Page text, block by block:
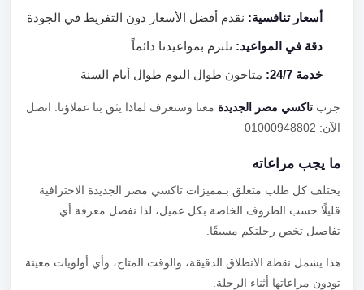
أسعار تنافسية:نقدم أفضل الأسعار دون التفريط في الجودة
دقة في المواعيد:نلتزم بمواعيدنا دائماً
خدمة 24/7: متاحون طوال اليوم طوال أيام السنة
جربتاكسي مصر الجديدةمعنا وستعرف لماذا يثق بنا عملاؤنا. اتصل
الآن: 01000948802
ما يجب مراعاته
يختلف كل طلب متعلق بـمميزات تاكسي مصر الجديدة الاحترافية
قليلًا حسب الظروف الخاصة بكل عميل، لذا نفضل معرفة أي
تفاصيل تخص رحلتكم مسبقًا.
هذا يشمل نقطة الانطلاق الدقيقة، والوقت المتاح، وأي أولويات معينة
تودون مراعاتها أثناء الرحلة.